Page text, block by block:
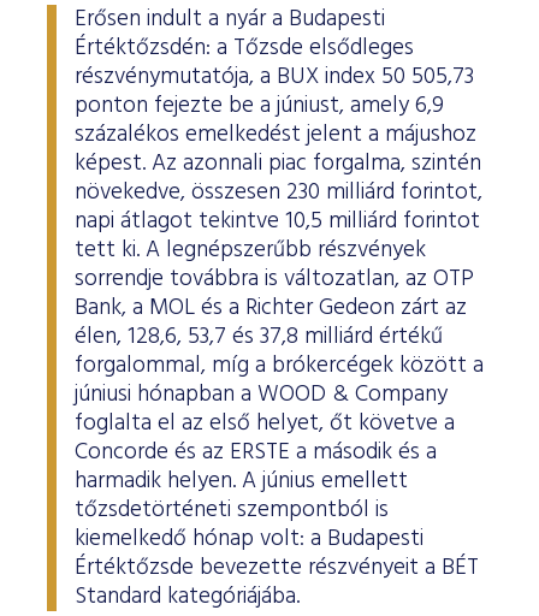
Erősen indult a nyár a Budapesti
Értéktőzsdén: a Tőzsde elsődleges
részvénymutatója, a BUX index 50 505,73
ponton fejezte be a júniust, amely 6,9
százalékos emelkedést jelent a májushoz
képest. Az azonnali piac forgalma, szintén
növekedve, összesen 230 milliárd forintot,
napi átlagot tekintve 10,5 milliárd forintot
tett ki. A legnépszerűbb részvények
sorrendje továbbra is változatlan, az OTP
Bank, a MOL és a Richter Gedeon zárt az
élen, 128,6, 53,7 és 37,8 milliárd értékű
forgalommal, míg a brókercégek között a
júniusi hónapban a WOOD & Company
foglalta el az első helyet, őt követve a
Concorde és az ERSTE a második és a
harmadik helyen. A június emellett
tőzsdetörténeti szempontból is
kiemelkedő hónap volt: a Budapesti
Értéktőzsde bevezette részvényeit a BÉT
Standard kategóriájába.